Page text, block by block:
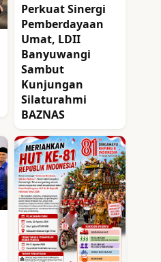
Perkuat Sinergi
Pemberdayaan
Umat, LDII
Banyuwangi
Sambut
Kunjungan
Silaturahmi
BAZNAS